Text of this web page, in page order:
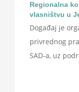
Regionalna
vlasništvu u
Događaj je
privrednog
SAD-a, uz